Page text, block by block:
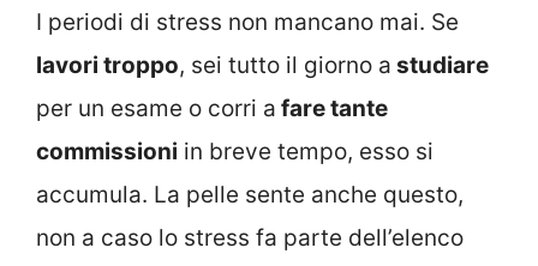
I periodi di stress non mancano mai. Se
lavori troppo, sei tutto il giorno a studiare
per un esame o corri a fare tante
commissioni in breve tempo, esso si
accumula. La pelle sente anche questo,
non a caso lo stress fa parte dell’elenco